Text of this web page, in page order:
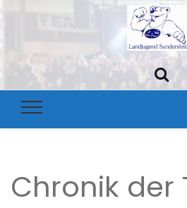
Chronik der